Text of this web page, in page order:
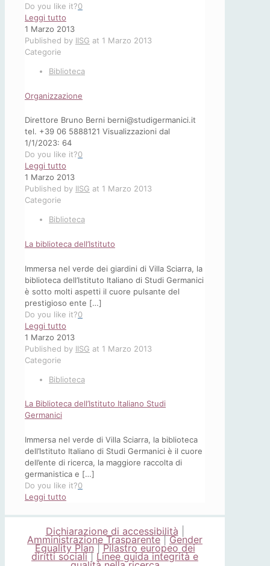
Do you like it?0
Leggi tutto
Altri
cataloghi
1 Marzo 2013
Published by IISG at 1 Marzo 2013
Categorie
Biblioteca
Organizzazione
Direttore Bruno Berni berni@studigermanici.it
tel. +39 06 5888121 Visualizzazioni dal
1/1/2023: 64
Do you like it?0
Leggi tutto
Organizzazione
1 Marzo 2013
Published by IISG at 1 Marzo 2013
Categorie
Biblioteca
La biblioteca dell’Istituto
Immersa nel verde dei giardini di Villa Sciarra, la
biblioteca dell’Istituto Italiano di Studi Germanici
è sotto molti aspetti il cuore pulsante del
presti­gioso ente […]
Do you like it?0
Leggi tutto
La
biblioteca
1 Marzo 2013
Published by IISG at 1 Marzo 2013
Categorie
Biblioteca
La Biblioteca dell’Istituto Italiano Studi
Germanici
Immersa nel verde di Villa Sciarra, la biblioteca
dell’Istituto Italiano di Studi Germanici è il cuore
dell’ente di ricerca, la maggiore raccolta di
germanistica e […]
Do you like it?0
Leggi tutto
Biblioteca
dell’Istituto
Italiano
Studi
Dichiarazione di accessibilità
Amministrazione Trasparente|Gender
Equality Plan|Pilastro europeo dei
diritti sociali| Linee guida integrità e